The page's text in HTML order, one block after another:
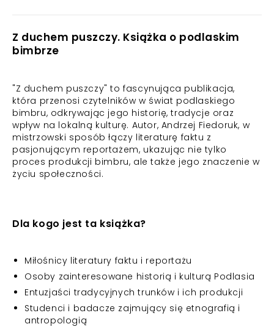
Z duchem puszczy. Książka o podlaskim
bimbrze
"Z duchem puszczy" to fascynująca publikacja,
która przenosi czytelników w świat podlaskiego
bimbru, odkrywając jego historię, tradycje oraz
wpływ na lokalną kulturę. Autor, Andrzej Fiedoruk, w
mistrzowski sposób łączy literaturę faktu z
pasjonującym reportażem, ukazując nie tylko
proces produkcji bimbru, ale także jego znaczenie w
życiu społeczności.
Dla kogo jest ta książka?
Miłośnicy literatury faktu i reportażu
Osoby zainteresowane historią i kulturą Podlasia
Entuzjaści tradycyjnych trunków i ich produkcji
Studenci i badacze zajmujący się etnografią i
antropologią